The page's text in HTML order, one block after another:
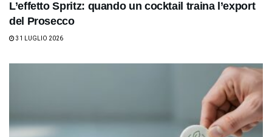
L’effetto Spritz: quando un cocktail traina l’export
del Prosecco
31 LUGLIO 2026